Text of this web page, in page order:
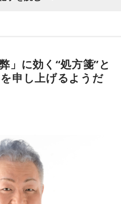
アム会員の登録でご利用いた
JAPAN
めとする、JFN全国38局ネッ
13:53
グランジ）、潮紗理菜
countdownjapan/
います。
ニメ「これ描いて死ね」のエ
す。
り始めました？
は、マンガを描くことを題材に
からと割り切って仕事に就いて
ています。私生活は充実してお
にも仕事は辞められません。
充実する、幸せになるぞとい
をいただけないでしょうか？
が折れそうになりながらも、
の相談に対し、江原は「意外な
ど……」と前置きした上で、具体
た。
」に効く“処方箋”と
申し上げるようだ